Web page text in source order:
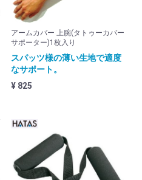
アームカバー 上腕(タトゥーカバー
サポーター)1枚入り
スパッツ様の薄い生地で適度
なサポート。
¥ 825
首
その他
新規会員登録